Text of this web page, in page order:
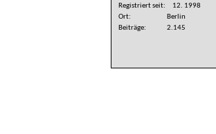
Registriert seit
12. 1998
Ort
Berlin
Beiträge
2.145